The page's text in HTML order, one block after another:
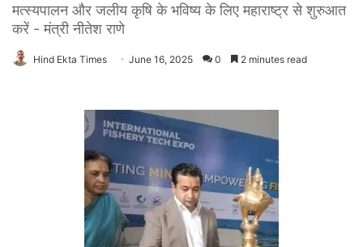
मत्स्यपालन और जलीय कृषि के भविष्य के लिए महाराष्ट्र से शुरुआत
करें - मंत्री नीतेश राणे
Hind Ekta Times June 16, 2025 0 2 minutes read